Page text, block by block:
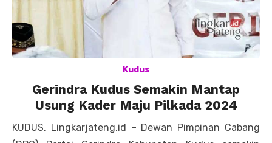
Kudus
Gerindra Kudus Semakin Mantap
Usung Kader Maju Pilkada 2024
KUDUS, Lingkarjateng.id – Dewan Pimpinan Cabang